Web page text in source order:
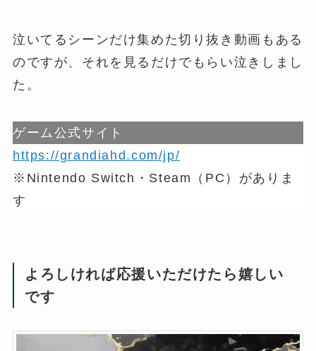
泣いてるシーンだけ集めた切り抜き動画もある
のですが、それを見るだけでもらい泣きしまし
た。
ゲーム公式サイト
https://grandiahd.com/jp/
※Nintendo Switch・Steam（PC）がありま
す
よろしければ応援いただけたら嬉しい
です